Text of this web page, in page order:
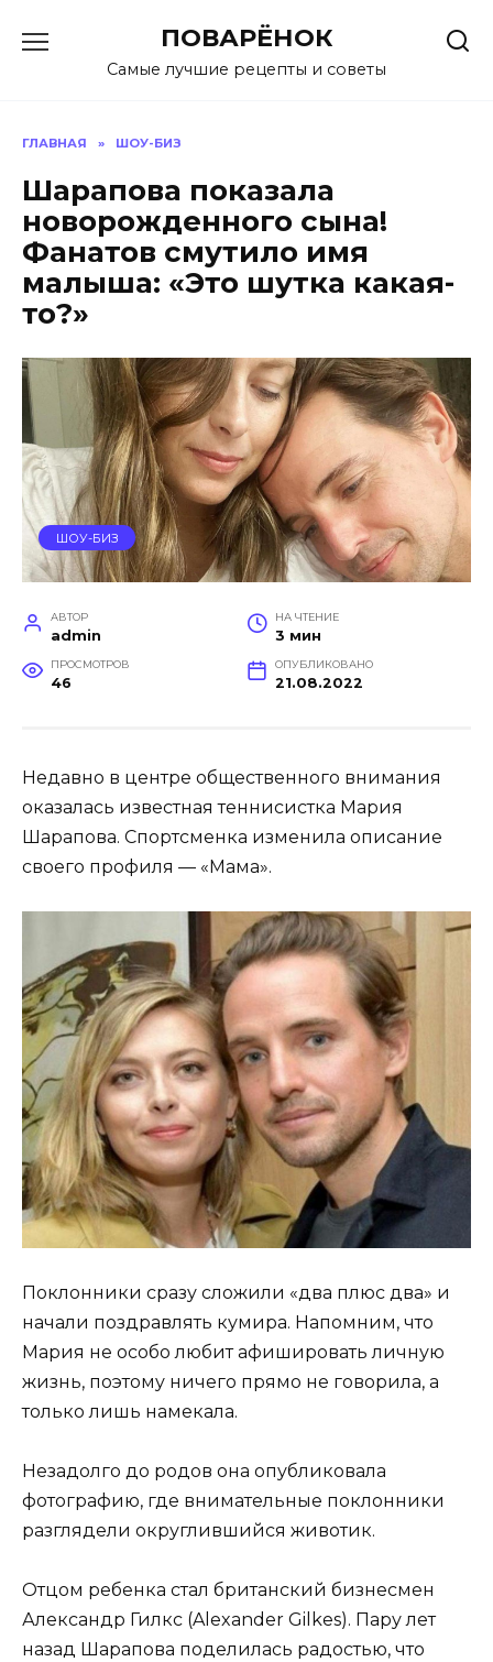
содержанию
ПОВАРЁНОК
Самые лучшие рецепты и советы
ГЛАВНАЯ » ШОУ-БИЗ
Шарапова показала
новорожденного сына!
Фанатов смутило имя
малыша: «Это шутка какая-
то?»
ШОУ-БИЗ
АВТОР
admin
НА ЧТЕНИЕ
3 мин
ПРОСМОТРОВ
46
ОПУБЛИКОВАНО
21.08.2022
Недавно в центре общественного внимания
оказалась известная теннисистка Мария
Шарапова. Спортсменка изменила описание
своего профиля — «Мама».
Поклонники сразу сложили «два плюс два» и
начали поздравлять кумира. Напомним, что
Мария не особо любит афишировать личную
жизнь, поэтому ничего прямо не говорила, а
только лишь намекала.
Незадолго до родов она опубликовала
фотографию, где внимательные поклонники
разглядели округлившийся животик.
Отцом ребенка стал британский бизнесмен
Александр Гилкс (Alexander Gilkes). Пару лет
назад Шарапова поделилась радостью, что